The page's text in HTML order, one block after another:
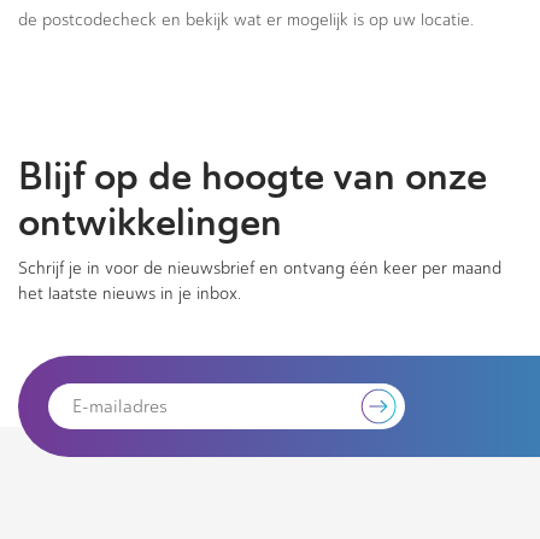
de postcodecheck en bekijk wat er mogelijk is op uw locatie.
Blijf op de hoogte van onze
ontwikkelingen
Schrijf je in voor de nieuwsbrief en ontvang één keer per maand
het laatste nieuws in je inbox.